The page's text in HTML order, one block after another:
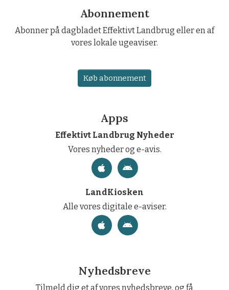
Abonnement
Abonner på dagbladet Effektivt Landbrug eller en af
vores lokale ugeaviser.
Køb abonnement
Apps
Effektivt Landbrug Nyheder
Vores nyheder og e-avis.
LandKiosken
Alle vores digitale e-aviser.
Nyhedsbreve
Tilmeld dig et af vores nyhedsbreve, og få